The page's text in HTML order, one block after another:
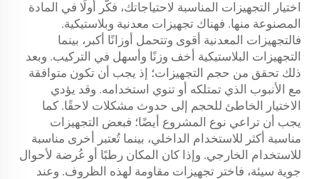
اختيار التجهيزات المناسبة لاحتياجاتك، فكّر أولًا في المادة
المصنوعة منها. فهناك تجهيزات معدنية وبلاستيكية.
فالتجهيزات المعدنية أقوى وتتحمل أوزانًا أكبر، بينما
التجهيزات البلاستيكية أخف وزنًا وأسهل في التركيب. وبعد
ذلك تحقق من حجم التجهيزات؛ إذ يجب أن تكون متوافقة
مع الأنبوب الذي تمتلكه أو تنوي استخدامه. وقد يؤدي
الاختيار الخاطئ للحجم إلى حدوث مشكلات لاحقًا. كما
يجب أن تراعي نوع المشروع أيضًا؛ فبعض التجهيزات
مناسبة أكثر للاستخدام الداخلي، بينما تُعتبر أخرى مناسبة
للاستخدام الخارجي. وإذا كان المكان رطبًا أو عُرضة لأحوال
جوية سيئة، فاختر تجهيزات مقاومة لهذه الظروف. وعند